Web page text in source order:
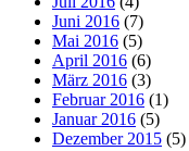
Juni 2016 (7)
Mai 2016 (5)
April 2016 (6)
März 2016 (3)
Februar 2016 (1)
Januar 2016 (5)
Dezember 2015 (5)